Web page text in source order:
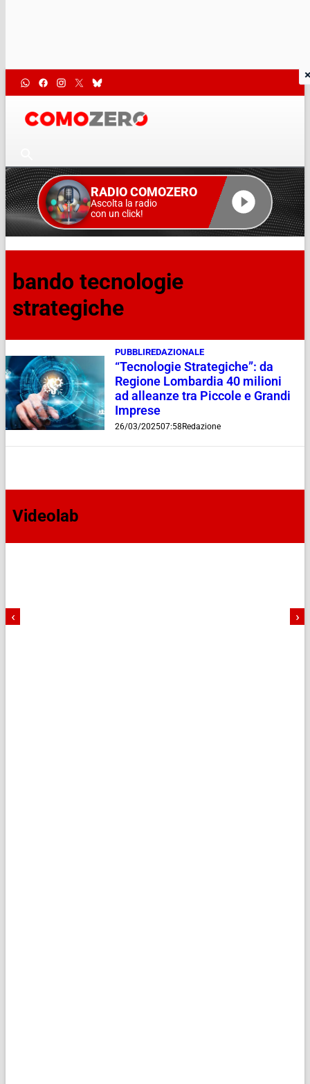
RADIO COMOZERO
Ascolta la radio
con un click!
bando tecnologie
strategiche
PUBBLIREDAZIONALE
“Tecnologie Strategiche”: da
Regione Lombardia 40 milioni
ad alleanze tra Piccole e Grandi
Imprese
26/03/202507:58Redazione
Videolab
‹ ›